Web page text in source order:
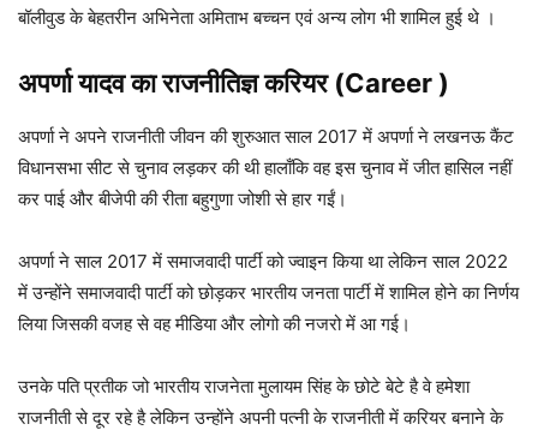
बॉलीवुड के बेहतरीन अभिनेता अमिताभ बच्चन एवं अन्य लोग भी शामिल हुई थे ।
अपर्णा यादवका राजनीतिज्ञ करियर (Career )
अपर्णा ने अपने राजनीती जीवन की शुरुआत साल 2017 में अपर्णा ने लखनऊ कैंट
विधानसभा सीट से चुनाव लड़कर की थी हालाँकि वह इस चुनाव में जीत हासिल नहीं
कर पाई और बीजेपी की रीता बहुगुणा जोशी से हार गईं।
अपर्णा ने साल 2017 में समाजवादी पार्टी को ज्वाइन किया था लेकिन साल 2022
में उन्होंने समाजवादी पार्टी को छोड़कर भारतीय जनता पार्टी में शामिल होने का निर्णय
लिया जिसकी वजह से वह मीडिया और लोगो की नजरो में आ गई।
उनके पति प्रतीक जो भारतीय राजनेता मुलायम सिंह के छोटे बेटे है वे हमेशा
राजनीती से दूर रहे है लेकिन उन्होंने अपनी पत्नी के राजनीती में करियर बनाने के